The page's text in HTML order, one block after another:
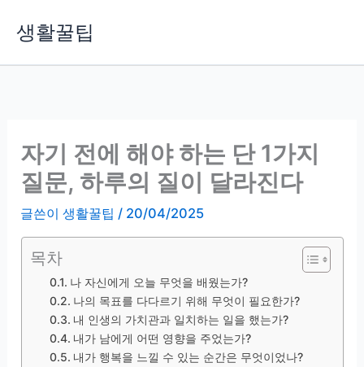
생활꿀팁
자기 전에 해야 하는 단 1가지
질문, 하루의 질이 달라진다
글쓴이생활꿀팁 / 20/04/2025
목차
나 자신에게 오늘 무엇을 배웠는가?
나의 목표를 다다르기 위해 무엇이 필요한가?
내 인생의 가치관과 일치하는 일을 했는가?
내가 남에게 어떤 영향을 주었는가?
내가 행복을 느낄 수 있는 순간은 무엇이었나?